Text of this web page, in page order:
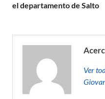
el departamento de Salto
Ver